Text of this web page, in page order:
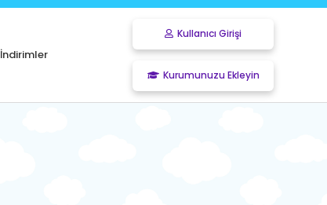
İndirimler
Kullanıcı Girişi
Kurumunuzu Ekleyin